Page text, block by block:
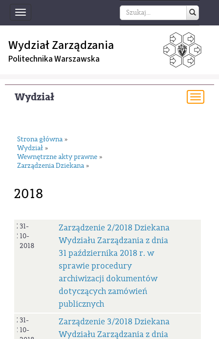
Toggle
navigation
Wydział Zarządzania
Politechnika Warszawska
Wydział
Strona główna »
Wydział »
Wewnętrzne akty prawne »
Zarządzenia Dziekana »
2018
Zarządzenie
2/2018
31-
10-
2018
Zarządzenie 2/2018 Dziekana
Wydziału Zarządzania z dnia
31 października 2018 r. w
sprawie procedury
archiwizacji dokumentów
dotyczących zamówień
publicznych
Zarządzenie
3/2018
31-
10-
Zarządzenie 3/2018 Dziekana
Wydziału Zarządzania z dnia